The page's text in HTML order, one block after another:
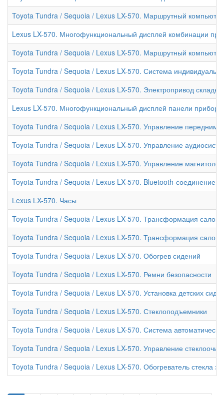
Toyota Tundra / Sequoia / Lexus LX-570. Маршрутный компьютер
Lexus LX-570. Многофункциональный дисплей комбинации
Toyota Tundra / Sequoia / Lexus LX-570. Маршрутный компьютер
Toyota Tundra / Sequoia / Lexus LX-570. Система
Toyota Tundra / Sequoia / Lexus LX-570. Электропривод
Lexus LX-570. Многофункциональный дисплей панели
Toyota Tundra / Sequoia / Lexus LX-570. Управление передним
Toyota Tundra / Sequoia / Lexus LX-570. Управление
Toyota Tundra / Sequoia / Lexus LX-570. Управление
Toyota Tundra / Sequoia / Lexus LX-570. Bluetooth-соединение
Lexus LX-570. Часы
Toyota Tundra / Sequoia / Lexus LX-570. Трансформация салона
Toyota Tundra / Sequoia / Lexus LX-570. Трансформация салона
Toyota Tundra / Sequoia / Lexus LX-570. Обогрев сидений
Toyota Tundra / Sequoia / Lexus LX-570. Ремни безопасности
Toyota Tundra / Sequoia / Lexus LX-570. Установка детских
Toyota Tundra / Sequoia / Lexus LX-570. Стеклоподъемники
Toyota Tundra / Sequoia / Lexus LX-570. Система
Toyota Tundra / Sequoia / Lexus LX-570. Управление
Toyota Tundra / Sequoia / Lexus LX-570. Обогреватель стекла